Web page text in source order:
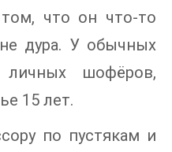
что он что-то
дура. У обычных
шофёров,
15 лет.
по пустякам и